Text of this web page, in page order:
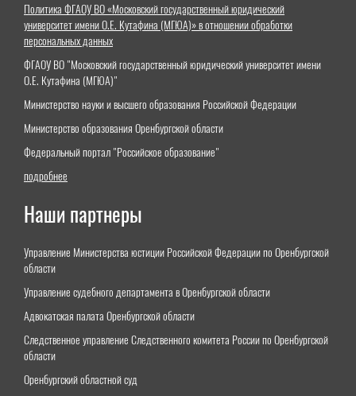
Политика ФГАОУ ВО «Московский государственный юридический
университет имени О.Е. Кутафина (МГЮА)» в отношении обработки
персональных данных
ФГАОУ ВО "Московский государственный юридический университет имени
О.Е. Кутафина (МГЮА)"
Министерство науки и высшего образования Российской Федерации
Министерство образования Оренбургской области
Федеральный портал "Российское образование"
подробнее
Наши партнеры
Управление Министерства юстиции Российской Федерации по Оренбургской
области
Управление судебного департамента в Оренбургской области
Адвокатская палата Оренбургской области
Следственное управление Следственного комитета России по Оренбургской
области
Оренбургский областной суд